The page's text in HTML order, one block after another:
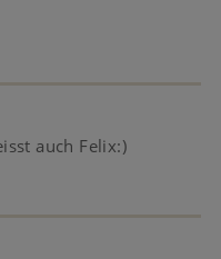
auch Felix:)